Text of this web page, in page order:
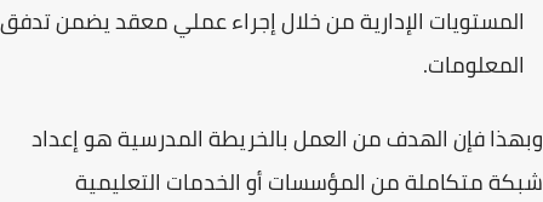
المستويات الإدارية من خلال إجراء عملي معقد يضمن تدفق
المعلومات.
وبهذا فإنالهدف من العمل بالخريطة المدرسيةهو إعداد
شبكة متكاملة من المؤسسات أو الخدمات التعليمية